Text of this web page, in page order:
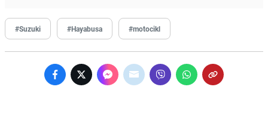
#Suzuki #Hayabusa #motocikl